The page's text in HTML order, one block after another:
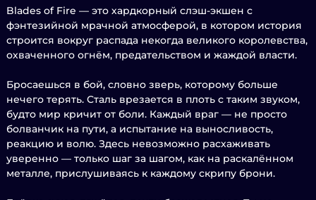
Blades of Fire — это хардкорный слэш-экшен с
фэнтезийной мрачной атмосферой, в котором история
строится вокруг распада некогда великого королевства,
охваченного огнём, предательством и жаждой власти.
Бросаешься в бой, словно зверь, которому больше
нечего терять. Сталь врезается в плоть с таким звуком,
будто мир кричит от боли. Каждый враг — не просто
болванчик на пути, а испытание на выносливость,
реакцию и волю. Здесь невозможно расхаживать
уверенно — только шаг за шагом, как на раскалённом
металле, прислушиваясь к каждому скрипу брони.